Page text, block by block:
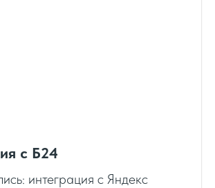
с Б24
интеграция с Яндекс